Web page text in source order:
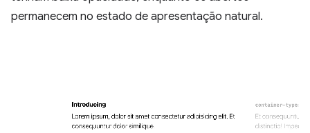
permanecem no estado de apresentação natural.